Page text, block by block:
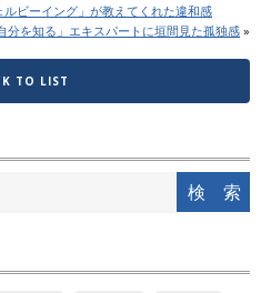
ビーイング」が教えてくれた違和感
分を知る」エキスパートに垣間見た孤独感 »
TO LIST